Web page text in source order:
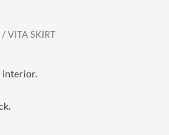
/ VITA SKIRT
interior.